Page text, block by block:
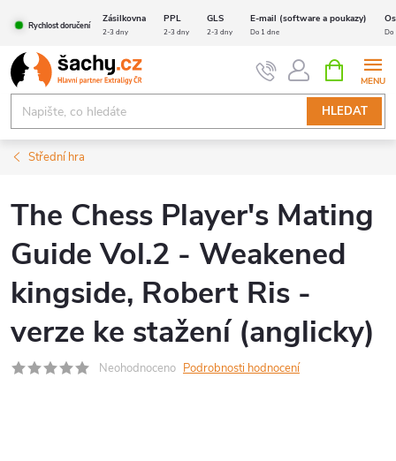
obsah
Rychlost doručení
Zásilkovna PPL GLS E-mail (software a poukazy)
2-3 dny 2-3 dny 2-3 dny Do 1 dne Do
HLEDAT
NÁKUPNÍ
KOŠÍK
Střední hra
The Chess Player's Mating
Guide Vol.2 - Weakened
kingside, Robert Ris -
verze ke stažení (anglicky)
Neohodnoceno Podrobnosti hodnocení